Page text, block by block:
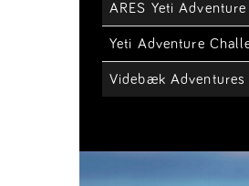
ARES Yeti
Yeti Adventure
Videbæk Adventures